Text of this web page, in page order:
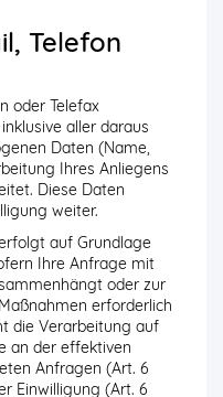
Telefon
oder Telefax
aller daraus
Daten (Name,
Ihres Anliegens
Diese Daten
weiter.
auf Grundlage
Ihre Anfrage mit
oder zur
erforderlich
die Verarbeitung auf
an der effektiven
Anfragen (Art. 6
Einwilligung (Art. 6